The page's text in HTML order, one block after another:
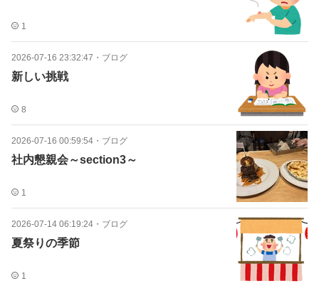
1
2026-07-16 23:32:47 ・ ブログ
新しい挑戦
8
2026-07-16 00:59:54 ・ ブログ
社内懇親会～section3～
1
2026-07-14 06:19:24 ・ ブログ
夏祭りの季節
1